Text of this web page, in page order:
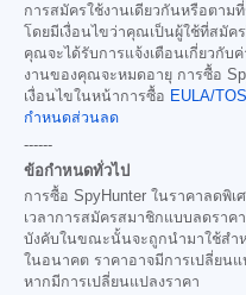
การสมัครใช้งานเดียวกันหรือตาม
โดยมีเงื่อนไขว่าคุณเป็นผู้ใช้ที่สมัค
คุณจะได้รับการแจ้งเตือนเกี่ยวกับ
งานของคุณจะหมดอายุ การซื้อ
เงื่อนไขในหน้าการซื้อ EULA/TOS
กำหนดส่วนลด
------
ข้อกำหนดทั่วไป
การซื้อ SpyHunter ในราคาลดพิเ
เวลาการสมัครสมาชิกแบบลดรา
บังคับในขณะนั้นจะถูกนำมาใช้สำ
ในอนาคต ราคาอาจมีการเปลี่ยน
หากมีการเปลี่ยนแปลงราคา